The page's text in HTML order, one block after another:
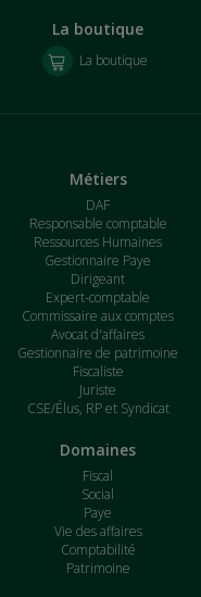
La boutique
La boutique
Métiers
DAF
Responsable comptable
Ressources Humaines
Gestionnaire Paye
Dirigeant
Expert-comptable
Commissaire aux comptes
Avocat d'affaires
Gestionnaire de patrimoine
Fiscaliste
Juriste
CSE/Élus, RP et Syndicat
Domaines
Fiscal
Social
Paye
Vie des affaires
Comptabilité
Patrimoine